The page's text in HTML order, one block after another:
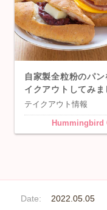
自家製全粒粉のパン
イクアウトしてみま
た！／大宮・日進「
mmingbird Cafe」
テイクアウト情報
Hummingbird
Date:
2022.05.05